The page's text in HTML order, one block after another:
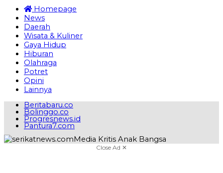
Homepage
News
Daerah
Wisata & Kuliner
Gaya Hidup
Hiburan
Olahraga
Potret
Opini
Lainnya
Beritabaru.co
Bolinggo.co
Progresnews.id
Pantura7.com
Close Ad ✕